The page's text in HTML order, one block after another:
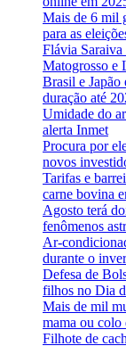
Mais de 6 mil
para as
Flávia
Matogrosso e
Brasil e Japão
duração até
Umidade do
alerta Inmet
Procura por
novos
Tarifas e
carne bovina
Agosto terá
fenômenos
Ar-
durante o
Defesa de
filhos no Dia
Mais de mil
mama ou colo
Filhote de